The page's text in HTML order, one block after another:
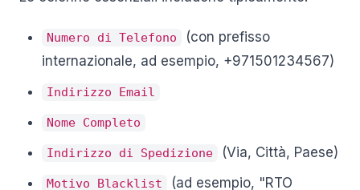
Numero di Telefono
(con prefisso
internazionale, ad esempio, +971501234567)
Indirizzo Email
Nome Completo
Indirizzo di Spedizione (Via, Città, Paese)
Motivo Blacklist
(ad esempio, "RTO